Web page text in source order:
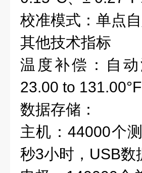
校准模式：单点
其他技术指标
温度补偿：
自
23.00 to 131.00°F
数据存储：
主机：44000个
秒3小时， USB数